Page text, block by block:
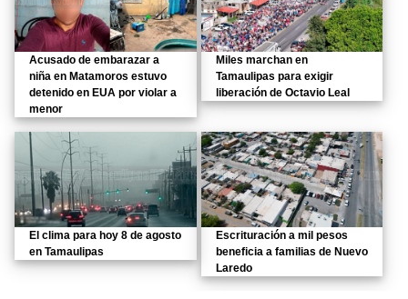
Acusado de embarazar a
niña en Matamoros estuvo
detenido en EUA por violar a
menor
Miles marchan en
Tamaulipas para exigir
liberación de Octavio Leal
El clima para hoy 8 de agosto
en Tamaulipas
Escrituración a mil pesos
beneficia a familias de Nuevo
Laredo